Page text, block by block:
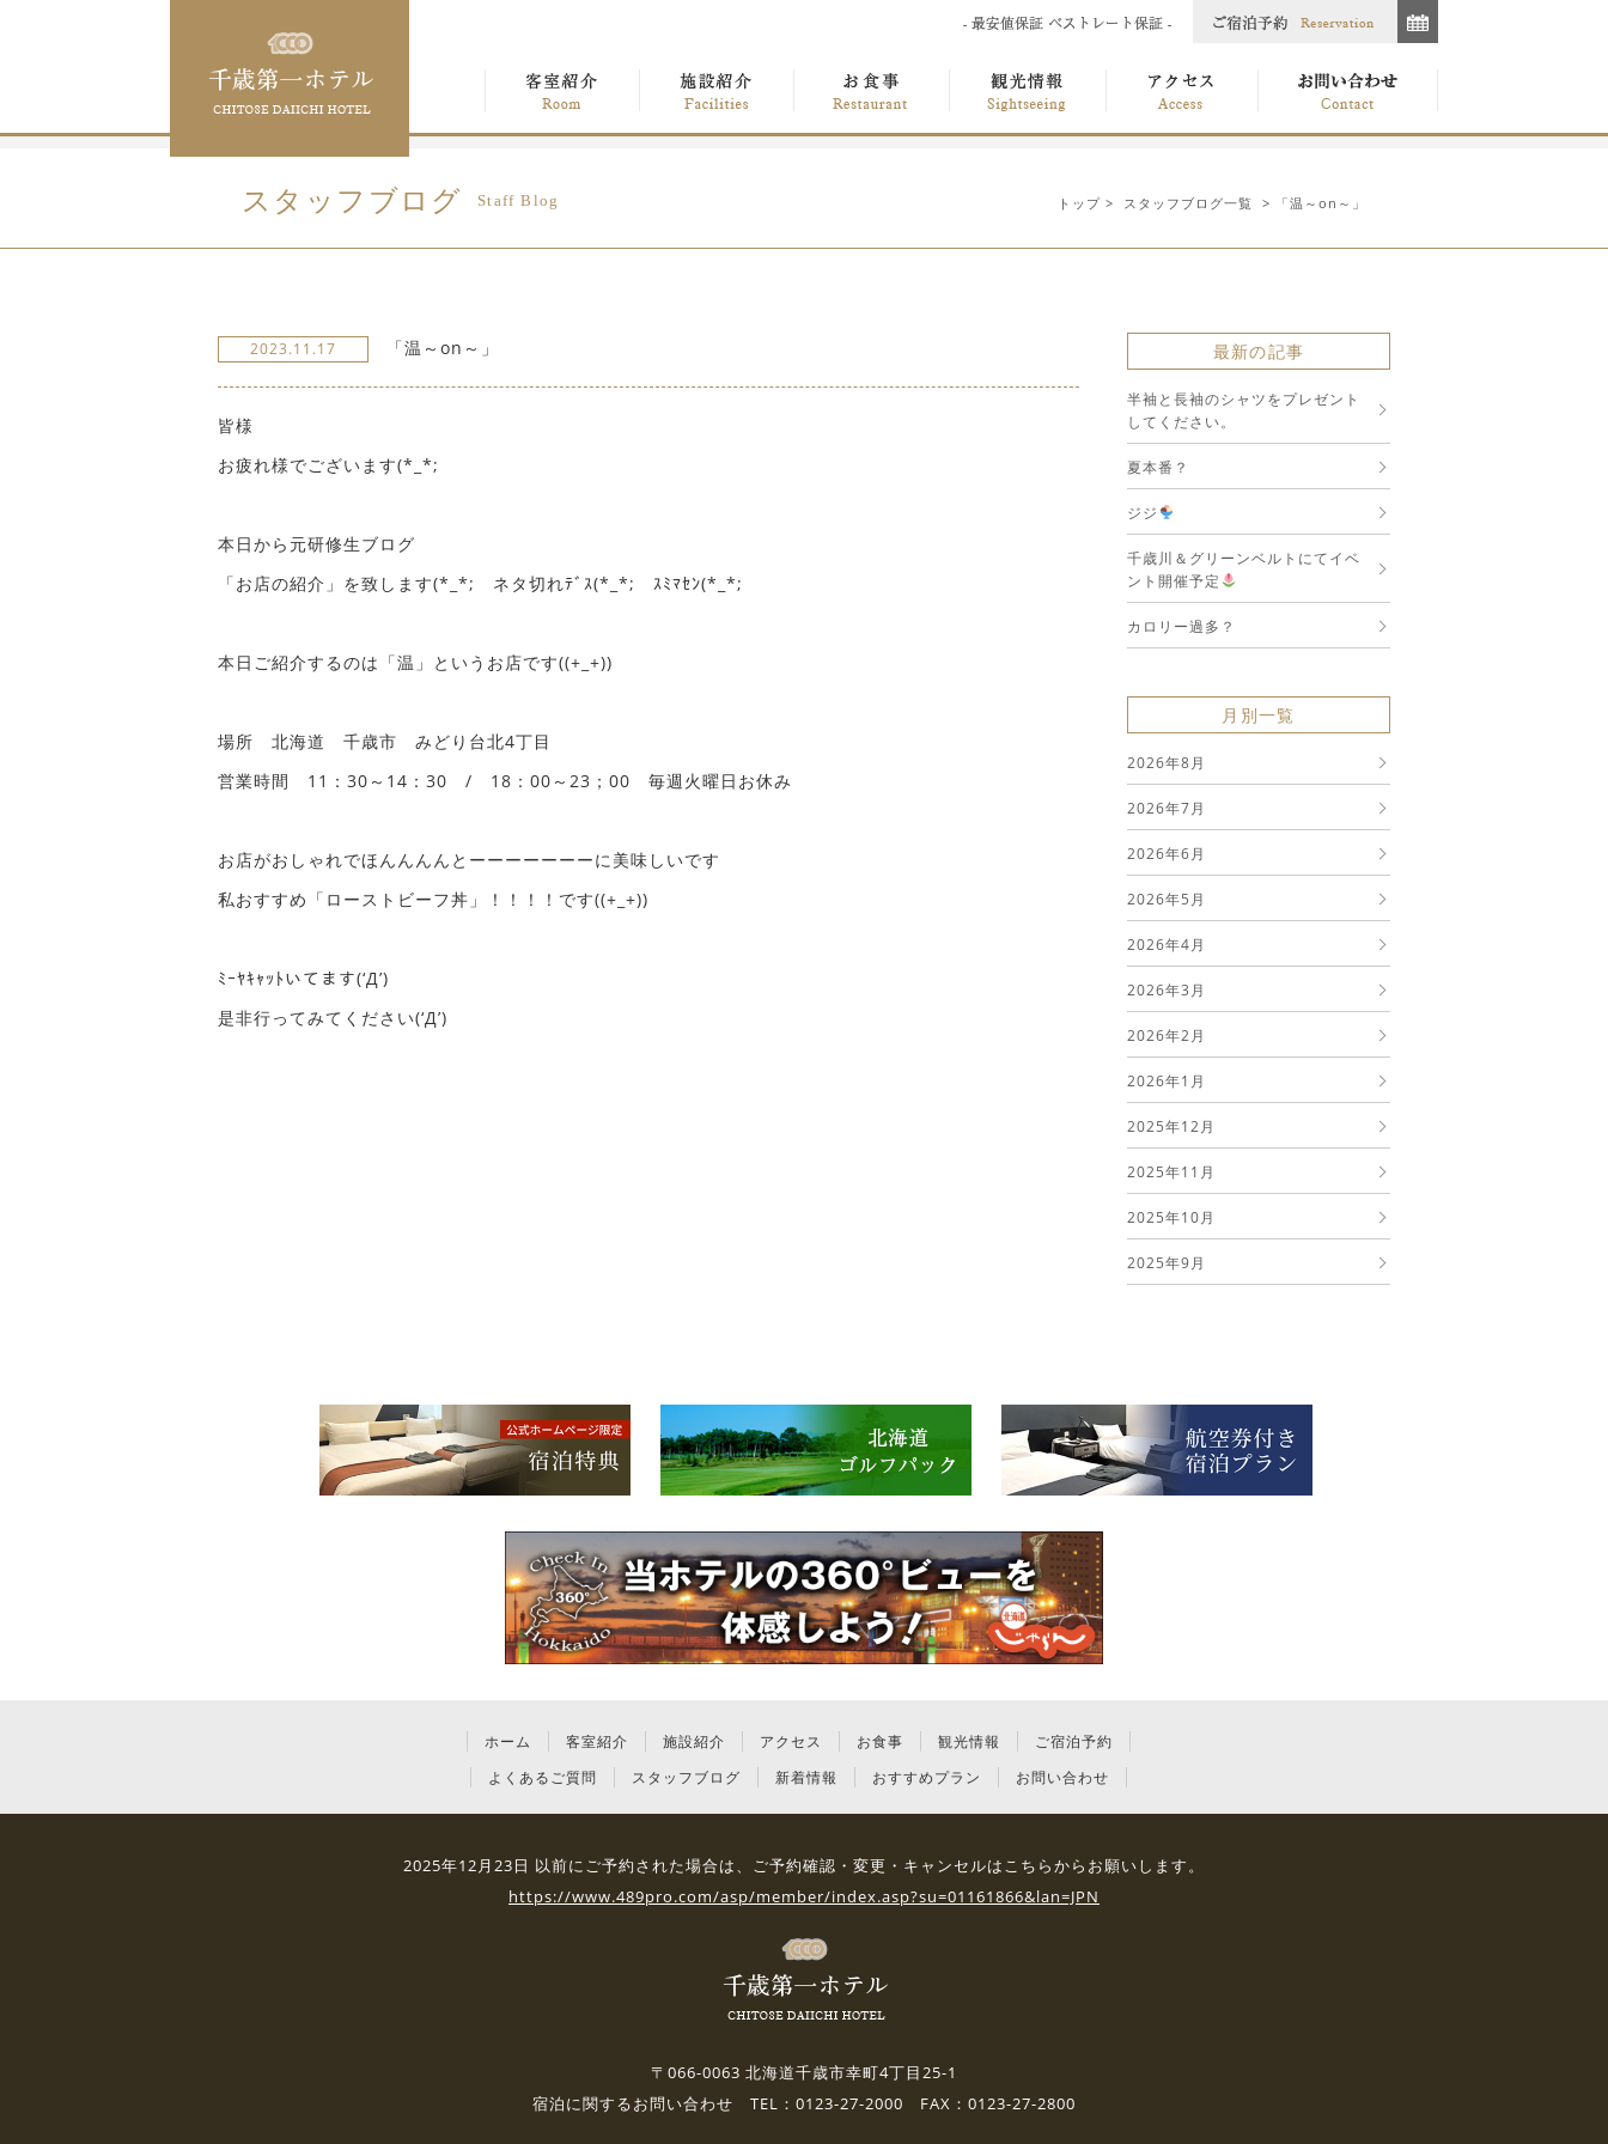
スタッフブログ Staff Blog トップ > スタッフブログ一覧 > 「温～on～」
2023.11.17 「温～on～」
皆様
お疲れ様でございます(*_*;
本日から元研修生ブログ
「お店の紹介」を致します(*_*; ネタ切れﾃﾞｽ(*_*; ｽﾐﾏｾﾝ(*_*;
本日ご紹介するのは「温」というお店です((+_+))
場所 北海道 千歳市 みどり台北4丁目
営業時間 11：30～14：30 / 18：00～23；00 毎週火曜日お休み
お店がおしゃれでほんんんんとーーーーーーーに美味しいです
私おすすめ「ローストビーフ丼」！！！！です((+_+))
ﾐｰﾔｷｬｯﾄいてます(‘Д’)
是非行ってみてください(‘Д’)
最新の記事
半袖と長袖のシャツをプレゼント
してください。
夏本番？
ジジ
千歳川＆グリーンベルトにてイベ
ント開催予定
カロリー過多？
月別一覧
2026年8月
2026年7月
2026年6月
2026年5月
2026年4月
2026年3月
2026年2月
2026年1月
2025年12月
2025年11月
2025年10月
2025年9月
ホーム 客室紹介 施設紹介 アクセス お食事 観光情報
ご宿泊予約
よくあるご質問
スタッフブログ 新着情報 おすすめプラン お問い合わせ
2025年12月23日 以前にご予約された場合は、 ご予約確認・変更・キャンセルはこちらからお願いします。
https://www.489pro.com/asp/member/index.asp?su=01161866&lan=JPN
〒066-0063 北海道千歳市幸町4丁目25-1
宿泊に関するお問い合わせ TEL：0123-27-2000 FAX：0123-27-2800